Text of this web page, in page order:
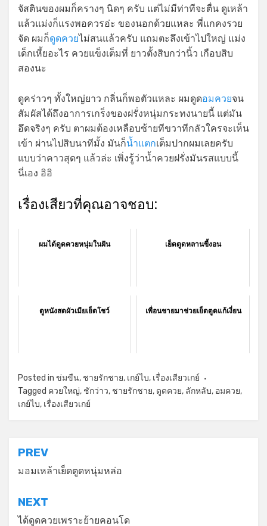
จัสตินของผมก็ครางๆ นิดๆ ครับ แต่ไม่มีท่าทีจะตื่น ดูเหล้า
แล้วแม่งก็แรงพอควรอ่ะ ของนอกด้วยแหละ พี่แกคงรวย
จัด ผมก็ดูดควยไม่สนแล้วครับ แถมตะลึงเข้าไปใหญ่ แม่ง
เด็กเหี้ยอะไร ควยแข็งเต็มที่ ยาวตั้งสิบกว่านิ้ว เกือบสิบ
สองนะ
ดูคร่าวๆ ทั้งใหญ่ยาว กลิ่นก็พอตัวแหละ ผมดูดอมควยจน
สัมผัสได้ถึงอาการเกร็งของฝรั่งหนุ่มกระทงนายนี้ แต่มัน
อึดจริงๆ ครับ ตาผมต้องเหลือบซ้ายทีขวาทีกลัวใครจะเห็น
เข้า ผ่านไปสิบนาทีมั้ง มันก็น้ำแตกเต็มปากผมเลยครับ
แบบว่าคาวสุดๆ แล้วล่ะ เพิ่งรู้ว่าน้ำควยฝรั่งมันรสแบบนี้
นี่เอง อิอิ
เรื่องเสียวที่คุณอาจชอบ:
ผมได้ดูดควยหนุ่มในฝัน เย็ดตูดหลานขี้งอน
ดูหนังสดผัวเมียเย็ดโชว์ เพื่อนชายมาช่วยเย็ดตูดแก้เงี่ยน
Posted in ข่มขืน, ชายรักชาย, เกย์ไบ, เรื่องเสียวเกย์
Tagged ควยใหญ่, ชักว่าว, ชายรักชาย, ดูดควย, ลักหลับ, อมควย,
เกย์ไบ, เรื่องเสียวเกย์
แนะแนว
เรื่อง
PREV
มอมเหล้าเย็ดตูดหนุ่มหล่อ
NEXT
ได้ดูดควยเพราะย้ายคอนโด